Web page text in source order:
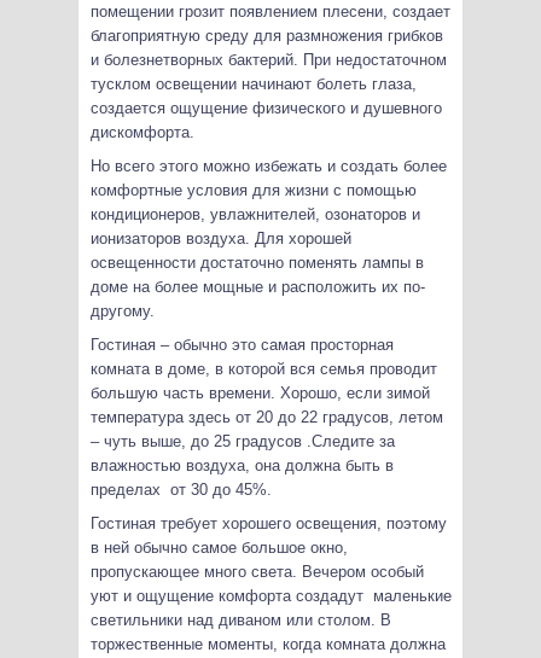
помещении грозит появлением плесени, создает
благоприятную среду для размножения грибков
и болезнетворных бактерий. При недостаточном
тусклом освещении начинают болеть глаза,
создается ощущение физического и душевного
дискомфорта.
Но всего этого можно избежать и создать более
комфортные условия для жизни с помощью
кондиционеров, увлажнителей, озонаторов и
ионизаторов воздуха. Для хорошей
освещенности достаточно поменять лампы в
доме на более мощные и расположить их по-
другому.
Гостиная – обычно это самая просторная
комната в доме, в которой вся семья проводит
большую часть времени. Хорошо, если зимой
температура здесь от 20 до 22 градусов, летом
– чуть выше, до 25 градусов .Следите за
влажностью воздуха, она должна быть в
пределах от 30 до 45%.
Гостиная требует хорошего освещения, поэтому
в ней обычно самое большое окно,
пропускающее много света. Вечером особый
уют и ощущение комфорта создадут маленькие
светильники над диваном или столом. В
торжественные моменты, когда комната должна